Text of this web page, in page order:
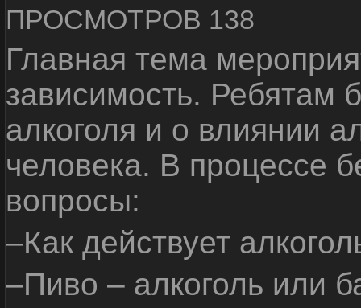
ПРОСМОТРОВ 138
Главная тема
зависимость. Ребятам
алкоголя и о влиянии
человека. В процессе
вопросы:
–Как действует
–Пиво – алкоголь или